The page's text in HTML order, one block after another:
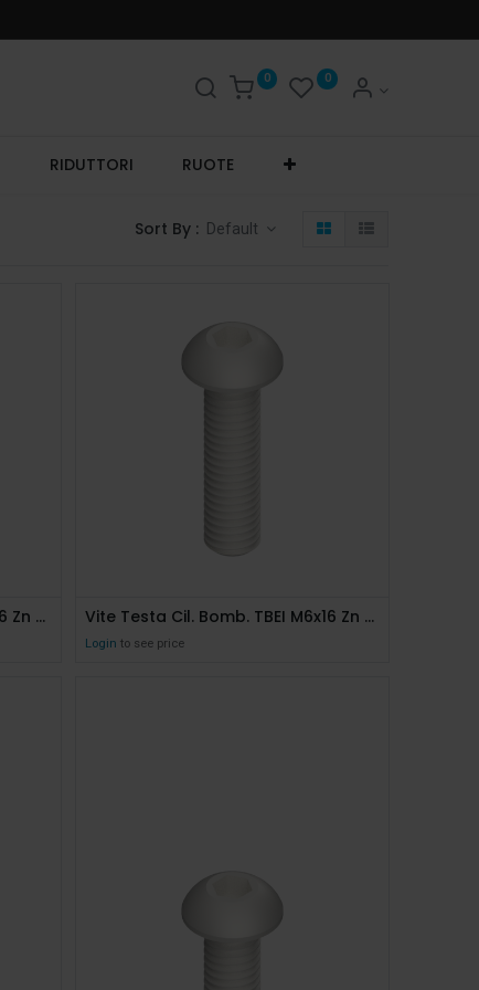
0 0
RIDUTTORI RUOTE
Sort By : Default
Vite Testa Cil. Bomb. TBEI M5x16 Zn Uni 7380 10.9 Vite Testa Cil. Bomb. TBEI M6x16 Zn Uni 7380 10.9
Login to see price